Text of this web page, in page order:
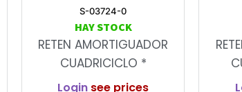
S-03724-0
HAY STOCK
RETEN AMORTIGUADOR
CUADRICICLO *
Login see prices